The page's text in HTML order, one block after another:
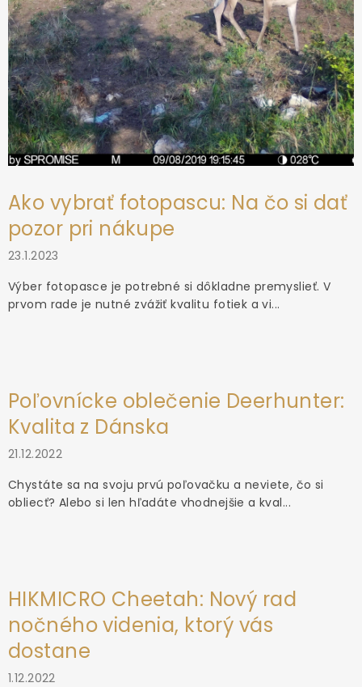
ý
p
i
s
u
Ako vybrať fotopascu: Na čo si dať
pozor pri nákupe
23.1.2023
Výber fotopasce je potrebné si dôkladne premyslieť. V
prvom rade je nutné zvážiť kvalitu fotiek a vi...
Poľovnícke oblečenie Deerhunter:
Kvalita z Dánska
21.12.2022
Chystáte sa na svoju prvú poľovačku a neviete, čo si
obliecť? Alebo si len hľadáte vhodnejšie a kval...
HIKMICRO Cheetah: Nový rad
nočného videnia, ktorý vás
dostane
1.12.2022